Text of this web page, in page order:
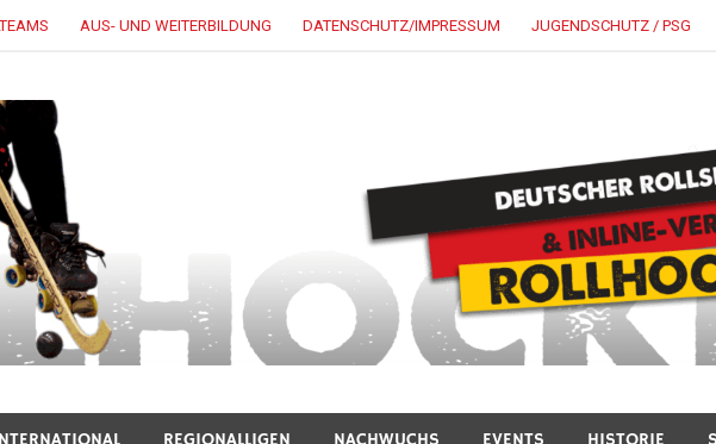
AUS- UND WEITERBILDUNG DATENSCHUTZ/IMPRESSUM JUGENDSCHUTZ / PSG